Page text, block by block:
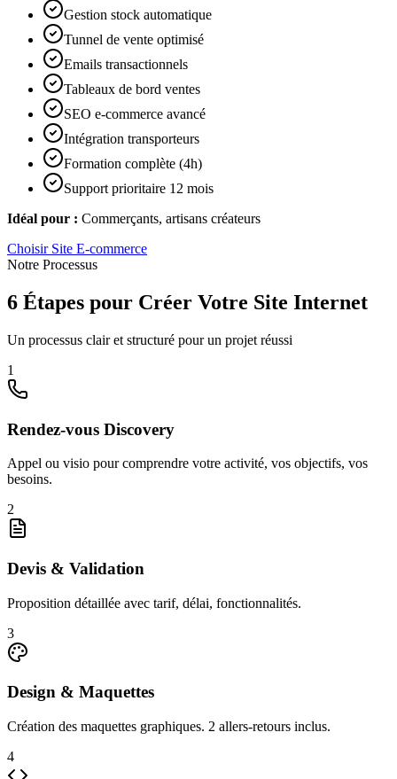
Gestion stock automatique
Tunnel de vente optimisé
Emails transactionnels
Tableaux de bord ventes
SEO e-commerce avancé
Intégration transporteurs
Formation complète (4h)
Support prioritaire 12 mois
Idéal pour : Commerçants, artisans créateurs
Choisir Site E-commerce
Notre Processus
6 Étapes pour Créer Votre Site Internet
Un processus clair et structuré pour un projet réussi
1
Rendez-vous Discovery
Appel ou visio pour comprendre votre activité, vos objectifs, vos
besoins.
2
Devis & Validation
Proposition détaillée avec tarif, délai, fonctionnalités.
3
Design & Maquettes
Création des maquettes graphiques. 2 allers-retours inclus.
4